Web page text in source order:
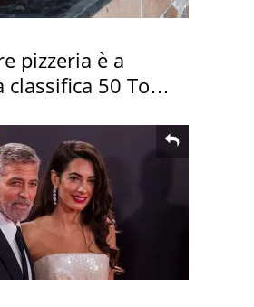
pizzeria è a
classifica 50 Top